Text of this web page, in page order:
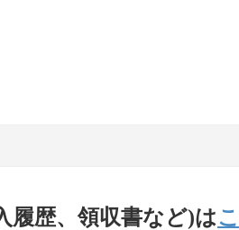
履歴、領収書など)は